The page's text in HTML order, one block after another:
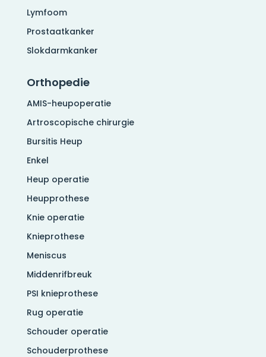
Lymfoom
Prostaatkanker
Slokdarmkanker
Orthopedie
AMIS-heupoperatie
Artroscopische chirurgie
Bursitis Heup
Enkel
Heup operatie
Heupprothese
Knie operatie
Knieprothese
Meniscus
Middenrifbreuk
PSI knieprothese
Rug operatie
Schouder operatie
Schouderprothese